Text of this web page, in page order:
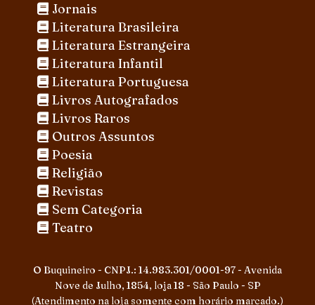
Jornais
Literatura Brasileira
Literatura Estrangeira
Literatura Infantil
Literatura Portuguesa
Livros Autografados
Livros Raros
Outros Assuntos
Poesia
Religião
Revistas
Sem Categoria
Teatro
O Buquineiro - CNPJ.: 14.983.301/0001-97 - Avenida
Nove de Julho, 1854, loja 18 - São Paulo - SP
(Atendimento na loja somente com horário marcado.)